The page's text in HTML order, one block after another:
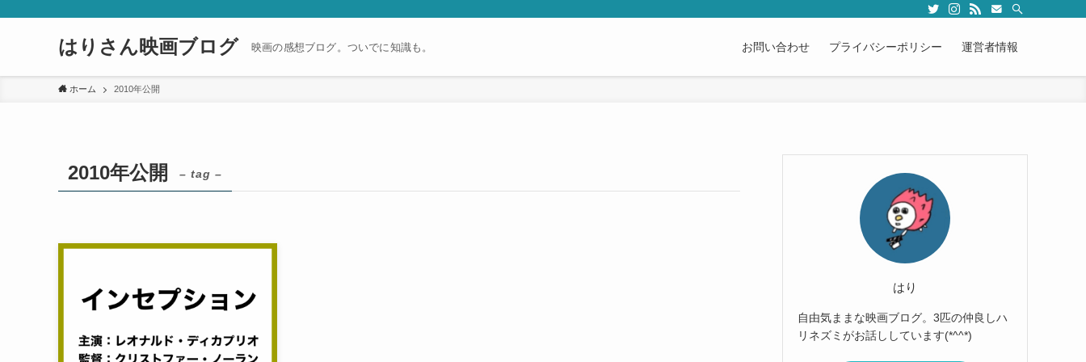
はりさん映画ブログ 映画の感想ブログ。ついでに知識も。 お問い合わせ プライバシーポリシー 運営者情報
ホーム 2010年公開
2010年公開 – tag –
はり
自由気ままな映画ブログ。3匹の仲良しハ
リネズミがお話ししています(*^^*)